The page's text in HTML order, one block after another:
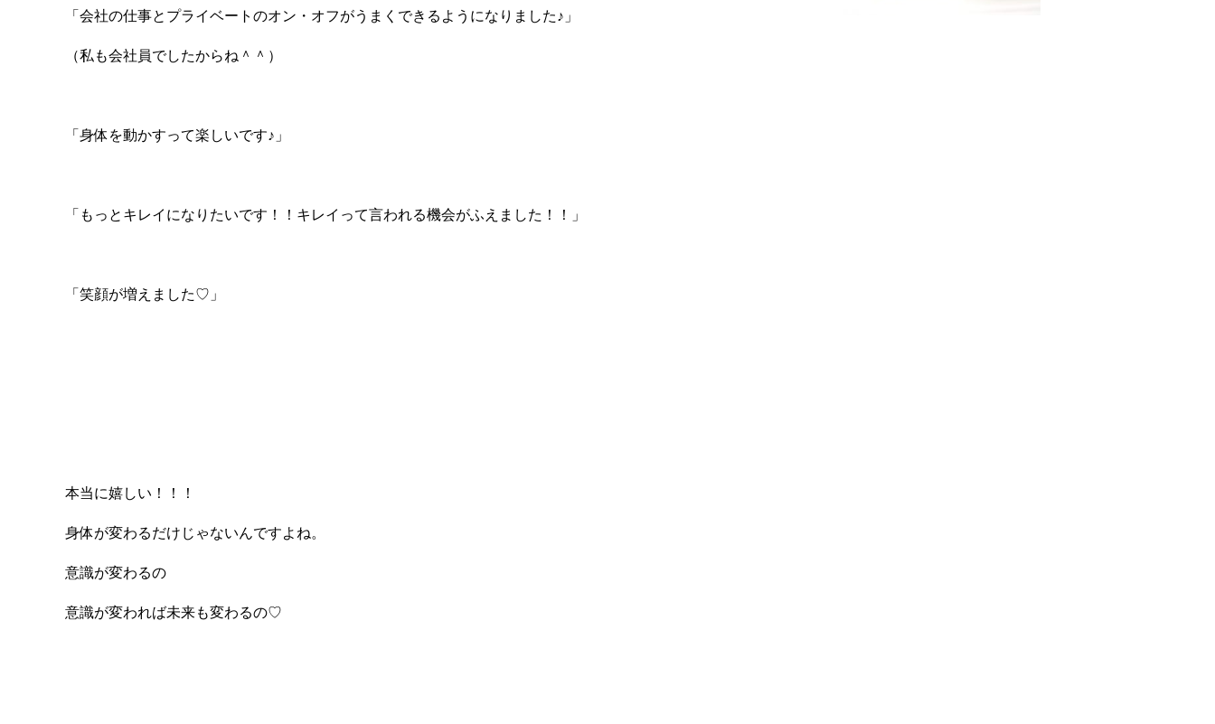
「会社の仕事とプライベートのオン・オフがうまくできるようになりました♪」
（私も会社員でしたからね＾＾）
「身体を動かすって楽しいです♪」
「もっとキレイになりたいです！！キレイって言われる機会がふえました！！」
「笑顔が増えました♡」
本当に嬉しい！！！
身体が変わるだけじゃないんですよね。
意識が変わるの
意識が変われば未来も変わるの♡